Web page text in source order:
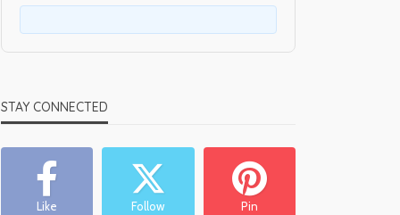
STAY CONNECTED
Like Follow Pin